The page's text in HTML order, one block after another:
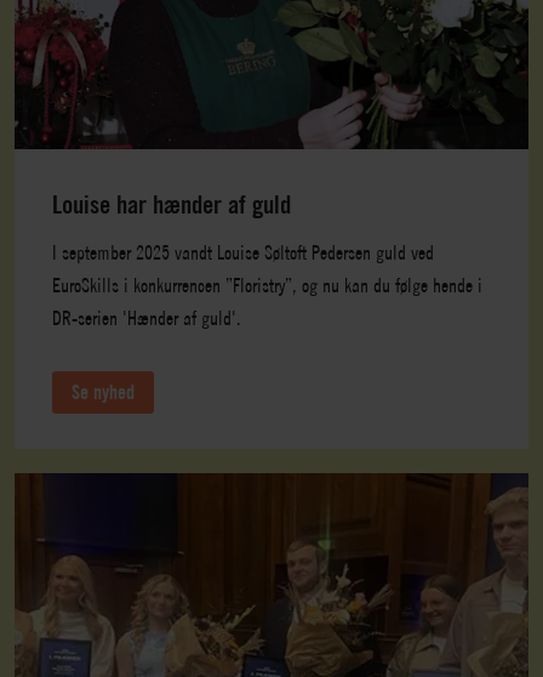
Louise har hænder af guld
I september 2025 vandt Louise Søltoft Pedersen guld ved
EuroSkills i konkurrencen ”Floristry”, og nu kan du følge hende i
DR-serien 'Hænder af guld'.
Se nyhed